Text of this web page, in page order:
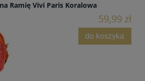
Ramię Vivi Paris Koralowa
59,99 zł
do koszyka